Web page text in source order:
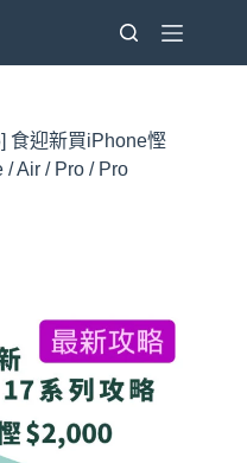
食迎新買iPhone慳
Air / Pro / Pro